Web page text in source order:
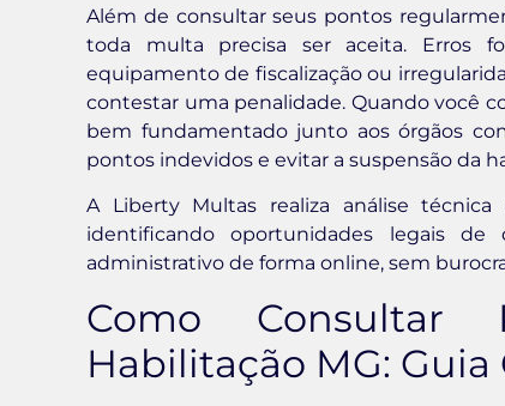
Além de consultar seus pontos
toda multa precisa ser aceita. Erros
equipamento de fiscalização ou
contestar uma penalidade. Quando você
bem fundamentado junto aos órgãos
pontos indevidos e evitar a suspensão da
A Liberty Multas realiza análise
identificando oportunidades legais
administrativo de forma online, sem
Como
Habilitação MG: